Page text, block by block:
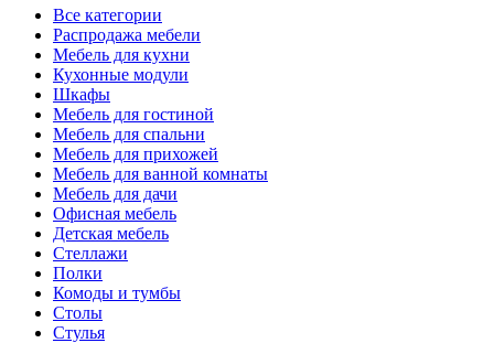
Все категории
Распродажа мебели
Мебель для кухни
Кухонные модули
Шкафы
Мебель для гостиной
Мебель для спальни
Мебель для прихожей
Мебель для ванной комнаты
Мебель для дачи
Офисная мебель
Детская мебель
Стеллажи
Полки
Комоды и тумбы
Столы
Стулья